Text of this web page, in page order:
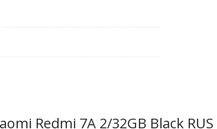
Redmi 7A 2/32GB Black RUS